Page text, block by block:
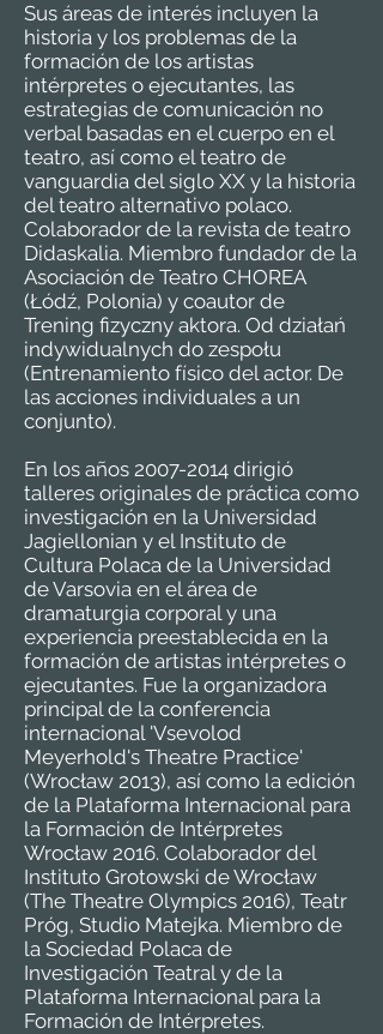
Sus áreas de interés incluyen la
historia y los problemas de la
formación de los artistas
intérpretes o ejecutantes, las
estrategias de comunicación no
verbal basadas en el cuerpo en el
teatro, así como el teatro de
vanguardia del siglo XX y la historia
del teatro alternativo polaco.
Colaborador de la revista de teatro
Didaskalia. Miembro fundador de la
Asociación de Teatro CHOREA
(Łódź, Polonia) y coautor de
Trening fizyczny aktora. Od działań
indywidualnych do zespołu
(Entrenamiento físico del actor. De
las acciones individuales a un
conjunto).
En los años 2007-2014 dirigió
talleres originales de práctica como
investigación en la Universidad
Jagiellonian y el Instituto de
Cultura Polaca de la Universidad
de Varsovia en el área de
dramaturgia corporal y una
experiencia preestablecida en la
formación de artistas intérpretes o
ejecutantes. Fue la organizadora
principal de la conferencia
internacional 'Vsevolod
Meyerhold's Theatre Practice'
(Wrocław 2013), así como la edición
de la Plataforma Internacional para
la Formación de Intérpretes
Wrocław 2016. Colaborador del
Instituto Grotowski de Wrocław
(The Theatre Olympics 2016), Teatr
Próg, Studio Matejka. Miembro de
la Sociedad Polaca de
Investigación Teatral y de la
Plataforma Internacional para la
Formación de Intérpretes.